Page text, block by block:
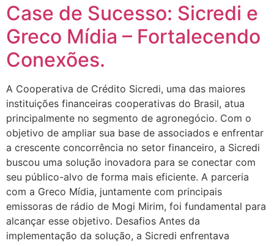
Case de Sucesso: Sicredi e
Greco Mídia – Fortalecendo
Conexões.
A Cooperativa de Crédito Sicredi, uma das maiores
instituições financeiras cooperativas do Brasil, atua
principalmente no segmento de agronegócio. Com o
objetivo de ampliar sua base de associados e enfrentar
a crescente concorrência no setor financeiro, a Sicredi
buscou uma solução inovadora para se conectar com
seu público-alvo de forma mais eficiente. A parceria
com a Greco Mídia, juntamente com principais
emissoras de rádio de Mogi Mirim, foi fundamental para
alcançar esse objetivo. Desafios Antes da
implementação da solução, a Sicredi enfrentava